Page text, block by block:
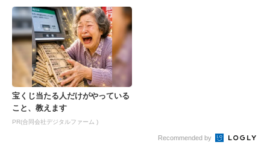
宝くじ当たる人だけがやっている
こと、教えます
PR(合同会社デジタルファーム )
Recommended by